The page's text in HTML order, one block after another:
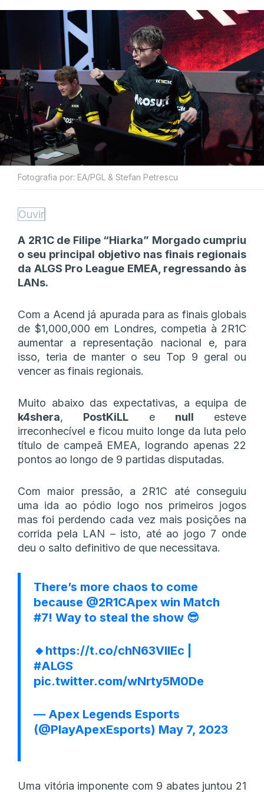
Fotografia por: EA/PGL & Stefan Petrescu
Ouvir
A 2R1C de Filipe “Hiarka” Morgado cumpriu
o seu principal objetivo nas finais regionais
da ALGS Pro League EMEA, regressando às
LANs.
Com a Acend já apurada para as finais globais
de $1,000,000 em Londres, competia à 2R1C
aumentar a representação nacional e, para
isso, teria de manter o seu Top 9 geral ou
vencer as finais regionais.
Muito abaixo das expectativas, a equipa de
k4shera, PostKiLL e null esteve
irreconhecível e ficou muito longe da luta pelo
título de campeã EMEA, logrando apenas 22
pontos ao longo de 9 partidas disputadas.
Com maior pressão, a 2R1C até conseguiu
uma ida ao pódio logo nos primeiros jogos
mas foi perdendo cada vez mais posições na
corrida pela LAN – isto, até ao jogo 7 onde
deu o salto definitivo de que necessitava.
There’s more chaos to come
because @2R1CApex win Match
#7! Way to steal the show 😎
🔸 https://t.co/chN63VllEc
#ALGS
pic.twitter.com/wNrty5M0De
— Apex Legends Esports
(@PlayApexEsports) May 7, 2023
Uma vitória imponente com 9 abates juntou 21